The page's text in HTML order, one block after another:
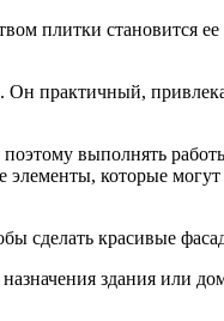
плитки становится
Он практичный,
выполнять
элементы, которые
сделать красивые
здания или